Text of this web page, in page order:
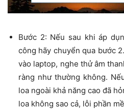
Bước 2: Nếu sau khi áp
công hãy chuyển qua bước
vào laptop, nghe thử âm
ràng như thường không.
loa ngoài khả năng cao đã
loa không sao cả, lỗi phần